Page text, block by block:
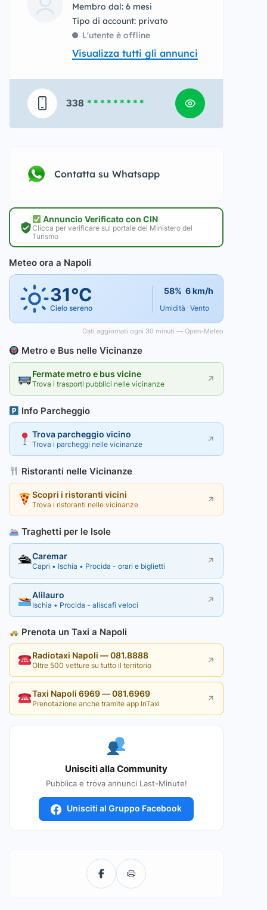
Membro dal: 6 mesi
tipo di account: privato
L'utente è offline
Visualizza tutti gli annunci
338 * * * * * * * * *
Contatta su Whatsapp
Annuncio Verificato con CIN
Clicca per verificare sul portale del Ministero del
Turismo
Meteo ora a Napoli
31°C
Cielo sereno
58%
Umidità
6 km/h
Vento
Dati aggiornati ogni 30 minuti — Open-Meteo
Metro e Bus nelle Vicinanze
Fermate metro e bus vicine
Trova i trasporti pubblici nelle vicinanze ↗
Info Parcheggio
Trova parcheggio vicino
Trova i parcheggi nelle vicinanze ↗
Ristoranti nelle Vicinanze
Scopri i ristoranti vicini
Trova i ristoranti nelle vicinanze ↗
Traghetti per le Isole
🛳Caremar
Capri • Ischia • Procida - orari e biglietti ↗
Alilauro
Ischia • Procida - aliscafi veloci ↗
Prenota un Taxi a Napoli
Radiotaxi Napoli — 081.8888
Oltre 500 vetture su tutto il territorio ↗
Taxi Napoli 6969 — 081.6969
Prenotazione anche tramite app InTaxi ↗
Unisciti alla Community
Pubblica e trova annunci Last-Minute!
Unisciti al Gruppo Facebook